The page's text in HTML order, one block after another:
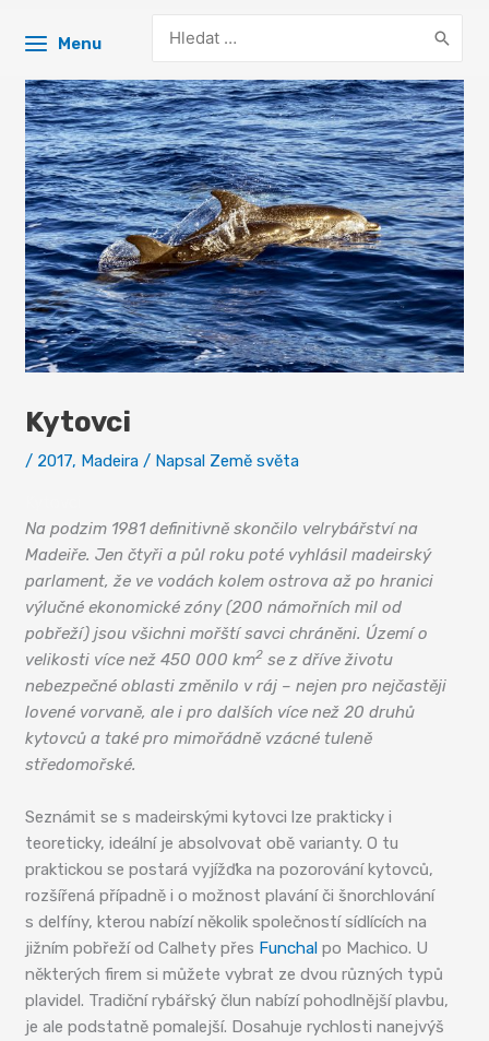
Menu
for:
Kytovci
/ 2017, Madeira / Napsal Země světa
Na podzim 1981 definitivně skončilo velrybářství na
Madeiře. Jen čtyři a půl roku poté vyhlásil madeirský
parlament, že ve vodách kolem ostrova až po hranici
výlučné ekonomické zóny (200 námořních mil od
pobřeží) jsou všichni mořští savci chráněni. Území o
velikosti více než 450 000 km2 se z dříve životu
nebezpečné oblasti změnilo v ráj – nejen pro nejčastěji
lovené vorvaně, ale i pro dalších více než 20 druhů
kytovců a také pro mimořádně vzácné tuleně
středomořské.
Seznámit se s madeirskými kytovci lze prakticky i
teoreticky, ideální je absolvovat obě varianty. O tu
praktickou se postará vyjížďka na pozorování kytovců,
rozšířená případně i o možnost plavání či šnorchlování
s delfíny, kterou nabízí několik společností sídlících na
jižním pobřeží od Calhety přes Funchal po Machico. U
některých firem si můžete vybrat ze dvou různých typů
plavidel. Tradiční rybářský člun nabízí pohodlnější plavbu,
je ale podstatně pomalejší. Dosahuje rychlosti nanejvýš